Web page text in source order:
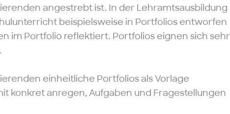
angestrebt ist. In der Lehramtsausbildung
beispielsweise in Portfolios entworfen
im Portfolio reflektiert. Portfolios eignen sich sehr
.
einheitliche Portfolios als Vorlage
konkret anregen, Aufgaben und Fragestellungen